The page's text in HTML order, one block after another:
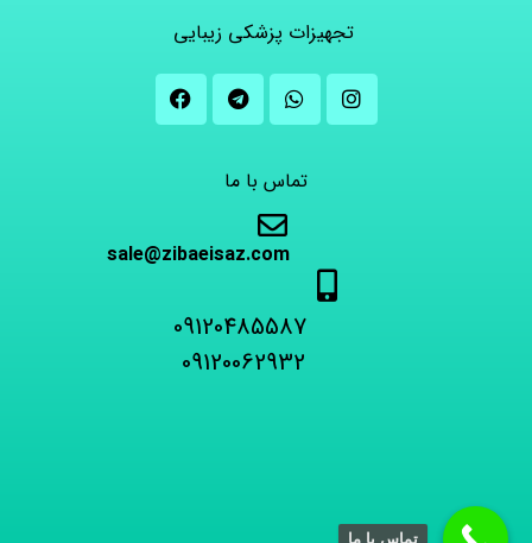
تجهیزات پزشکی زیبایی
تماس با ما
sale@zibaeisaz.com
09120485587
تماس با ما